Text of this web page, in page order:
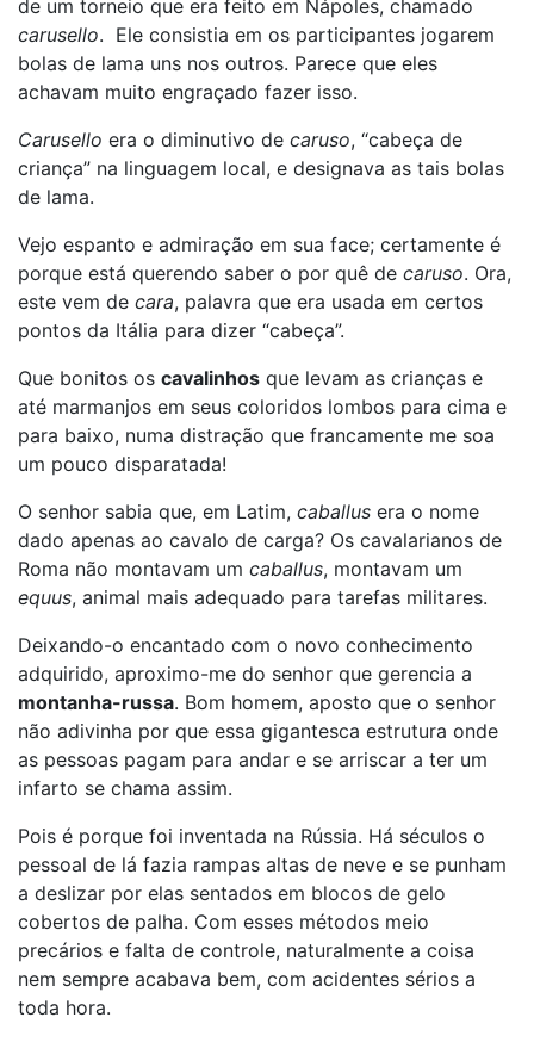
de um torneio que era feito em Nápoles, chamado
carusello. Ele consistia em os participantes jogarem
bolas de lama uns nos outros. Parece que eles
achavam muito engraçado fazer isso.
Carusello era o diminutivo de caruso, “cabeça de
criança” na linguagem local, e designava as tais bolas
de lama.
Vejo espanto e admiração em sua face; certamente é
porque está querendo saber o por quê de caruso. Ora,
este vem de cara, palavra que era usada em certos
pontos da Itália para dizer “cabeça”.
Que bonitos os cavalinhos que levam as crianças e
até marmanjos em seus coloridos lombos para cima e
para baixo, numa distração que francamente me soa
um pouco disparatada!
O senhor sabia que, em Latim, caballus era o nome
dado apenas ao cavalo de carga? Os cavalarianos de
Roma não montavam um caballus, montavam um
equus, animal mais adequado para tarefas militares.
Deixando-o encantado com o novo conhecimento
adquirido, aproximo-me do senhor que gerencia a
montanha-russa. Bom homem, aposto que o senhor
não adivinha por que essa gigantesca estrutura onde
as pessoas pagam para andar e se arriscar a ter um
infarto se chama assim.
Pois é porque foi inventada na Rússia. Há séculos o
pessoal de lá fazia rampas altas de neve e se punham
a deslizar por elas sentados em blocos de gelo
cobertos de palha. Com esses métodos meio
precários e falta de controle, naturalmente a coisa
nem sempre acabava bem, com acidentes sérios a
toda hora.